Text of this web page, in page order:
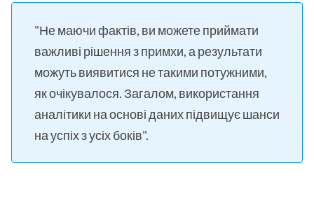
"Не маючи фактів, ви можете приймати
важливі рішення з примхи, а результати
можуть виявитися не такими потужними,
як очікувалося. Загалом, використання
аналітики на основі даних підвищує шанси
на успіх з усіх боків".